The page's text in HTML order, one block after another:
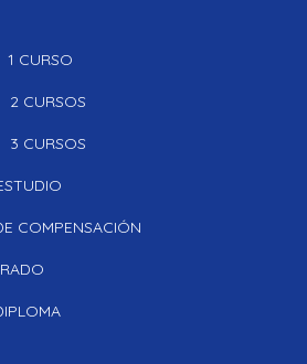
1 CURSO
COMPENSACIÓN